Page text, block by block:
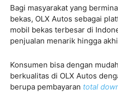
Bagi masyarakat yang
bekas, OLX Autos sebagai
mobil bekas terbesar di
penjualan menarik hingga
Konsumen bisa dengan
berkualitas di OLX Autos
berupa pembayaran total